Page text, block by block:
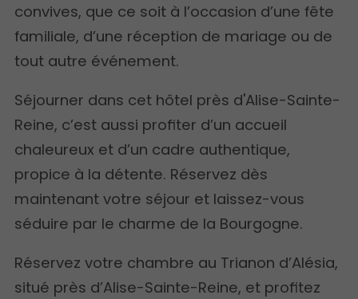
convives, que ce soit à l’occasion d’une fête
familiale, d’une réception de mariage ou de
tout autre événement.
Séjourner dans cet hôtel près d'Alise-Sainte-
Reine, c’est aussi profiter d’un accueil
chaleureux et d’un cadre authentique,
propice à la détente. Réservez dès
maintenant votre séjour et laissez-vous
séduire par le charme de la Bourgogne.
Réservez votre chambre au Trianon d’Alésia,
situé près d’Alise-Sainte-Reine, et profitez